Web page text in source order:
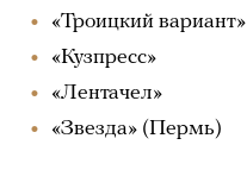
«Троицкий вариант»
«Кузпресс»
«Лентачел»
«Звезда» (Пермь)